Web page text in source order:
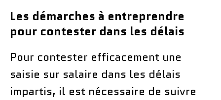
Les démarches à entreprendre
pour contester dans les délais
Pour contester efficacement une
saisie sur salaire dans les délais
impartis, il est nécessaire de suivre